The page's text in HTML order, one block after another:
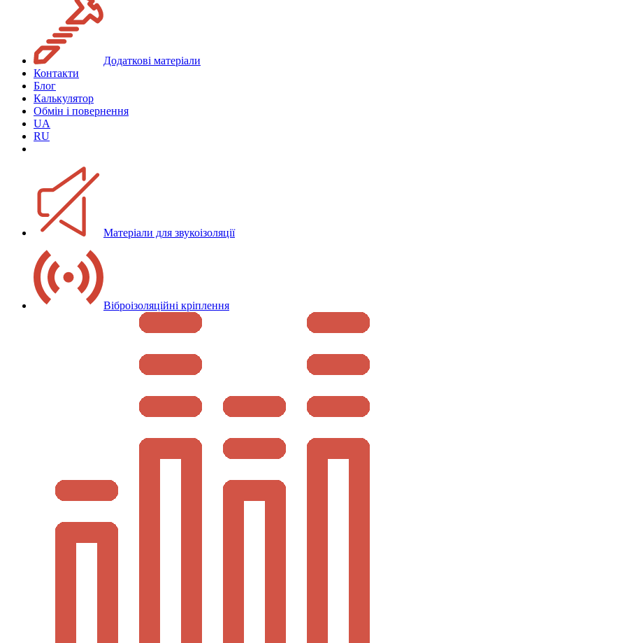
Додаткові матеріали
Контакти
Блог
Калькулятор
Обмін і повернення
UA
RU
Матеріали для звукоізоляції
Віброізоляційні кріплення